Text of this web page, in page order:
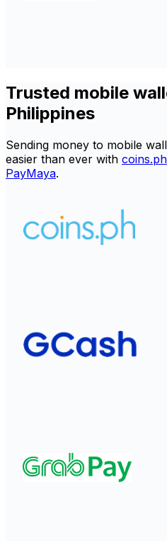
Trusted mobile
Philippines
Sending money to mobile
easier than ever with coins.ph
PayMaya.